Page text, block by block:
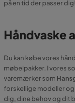
på en tid der passer dig!
Håndvaske
Du kan købe vores
møbelpakker. I vores
varemærker som
forskellige modeller og
dig, dine behov og dit